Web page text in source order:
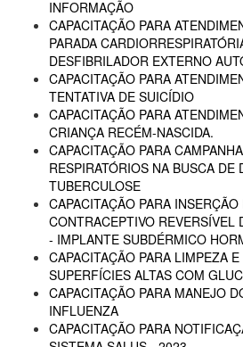
INFORMAÇÃO
CAPACITAÇÃO PARA
PARADA
DESFIBRILADOR EXTERNO
CAPACITAÇÃO PARA
TENTATIVA DE SUICÍDIO
CAPACITAÇÃO PARA
CRIANÇA RECÉM-NASCIDA.
CAPACITAÇÃO PARA
RESPIRATÓRIOS NA BUSCA DE
TUBERCULOSE
CAPACITAÇÃO PARA
CONTRACEPTIVO REVERSÍVEL
- IMPLANTE SUBDÉRMICO
CAPACITAÇÃO PARA LIMPEZA
SUPERFÍCIES ALTAS COM
CAPACITAÇÃO PARA MANEJO
INFLUENZA
CAPACITAÇÃO PARA